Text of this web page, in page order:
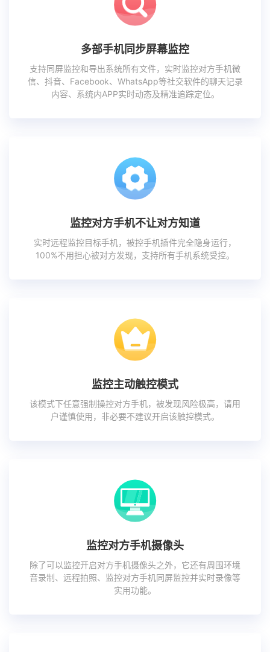
多部手机同步屏幕监控
支持同屏监控和导出系统所有文件，实时监控对方手机微
信、抖音、Facebook、WhatsApp等社交软件的聊天记录
内容、系统内APP实时动态及精准追踪定位。
监控对方手机不让对方知道
实时远程监控目标手机，被控手机插件完全隐身运行，
100%不用担心被对方发现，支持所有手机系统受控。
监控主动触控模式
该模式下任意强制操控对方手机，被发现风险极高，请用
户谨慎使用，非必要不建议开启该触控模式。
监控对方手机摄像头
除了可以监控开启对方手机摄像头之外，它还有周围环境
音录制、远程拍照、监控对方手机同屏监控并实时录像等
实用功能。